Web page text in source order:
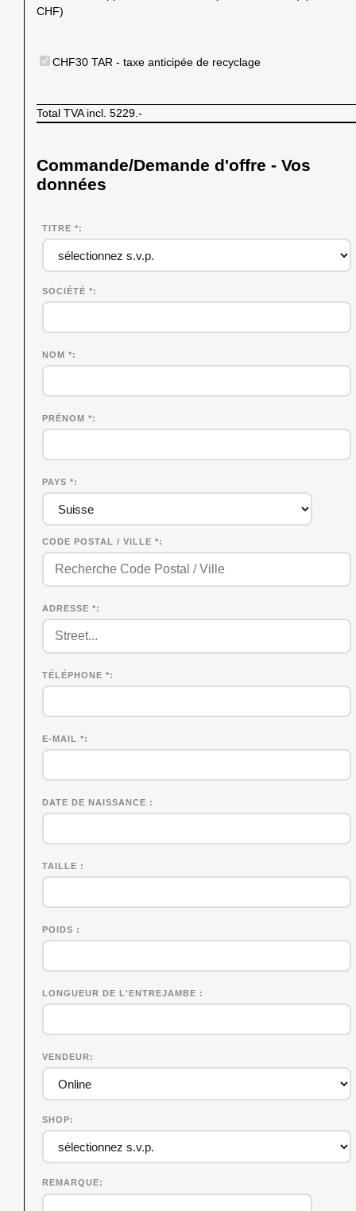
CHF)
CHF30 TAR - taxe anticipée de recyclage
Total TVA incl. 5229.-
Commande/Demande d'offre - Vos
données
TITRE *
SOCIÉTÉ *
NOM *
PRÉNOM *
PAYS *
CODE POSTAL / VILLE *
ADRESSE *
TÉLÉPHONE *
E-MAIL *
DATE DE NAISSANCE
TAILLE
POIDS
LONGUEUR DE L'ENTREJAMBE
VENDEUR
SHOP
REMARQUE